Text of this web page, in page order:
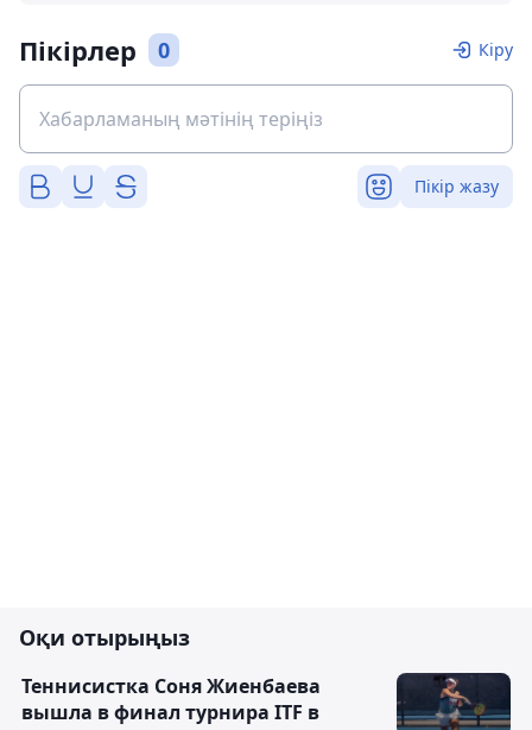
Пікірлер 0 Кіру
Пікір жазу
Оқи отырыңыз
Теннисистка Соня Жиенбаева
вышла в финал турнира ITF в